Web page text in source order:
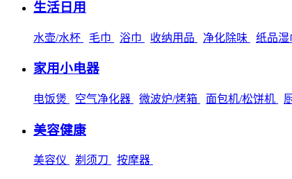
生活日用
水壶/水杯 毛巾 浴巾 收纳用品 净化除味 纸品湿
家用小电器
电饭煲 空气净化器 微波炉/烤箱 面包机/松饼机
美容健康
美容仪 剃须刀 按摩器